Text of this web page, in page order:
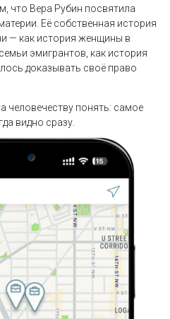
что Вера Рубин посвятила
Её собственная история
— как история женщины в
эмигрантов, как история
доказывать своё право
человечеству понять: самое
видно сразу.